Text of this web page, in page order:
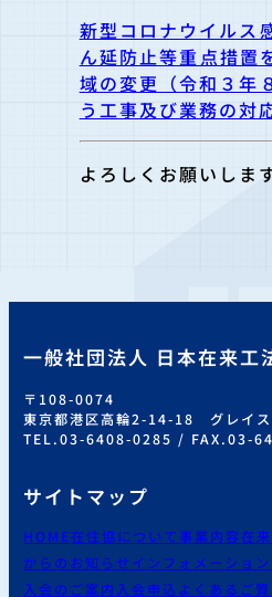
新型コロナウイルス
ん延防止等重点措置
域の変更（令和３年
う工事及び業務の対
よろしくお願いします
一般社団法人 日本在来工
〒108-0074
東京都港区高輪2-14-18 グレイ
TEL.03-6408-0285 / FAX.03-
サイトマップ
HOME在住協について事業内容在
からのお知らせインフォメーション
入会のご案内 入会申込よくあるご